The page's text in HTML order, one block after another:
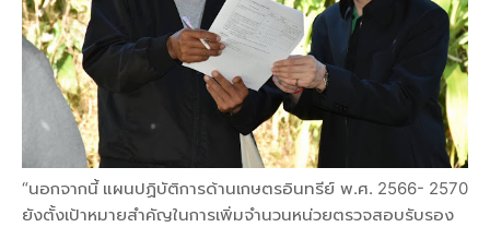
“นอกจากนี้ แผนปฏิบัติการด้านเกษตรอินทรีย์ พ.ศ. 2566- 2570
ยังตั้งเป้าหมายสำคัญในการเพิ่มจำนวนหน่วยตรวจสอบรับรอง